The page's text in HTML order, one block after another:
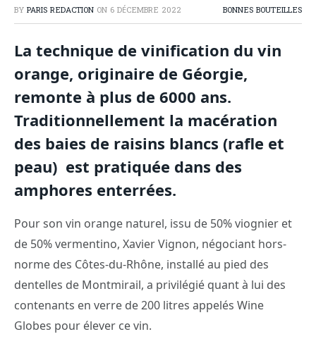
BY PARIS REDACTION ON 6 DÉCEMBRE 2022 BONNES BOUTEILLES
La technique de vinification du vin
orange, originaire de Géorgie,
remonte à plus de 6000 ans.
Traditionnellement la macération
des baies de raisins blancs (rafle et
peau) est pratiquée dans des
amphores enterrées.
Pour son vin orange naturel, issu de 50% viognier et
de 50% vermentino, Xavier Vignon, négociant hors-
norme des Côtes-du-Rhône, installé au pied des
dentelles de Montmirail, a privilégié quant à lui des
contenants en verre de 200 litres appelés Wine
Globes pour élever ce vin.